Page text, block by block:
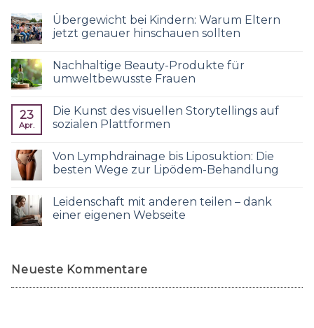
Übergewicht bei Kindern: Warum Eltern
jetzt genauer hinschauen sollten
Nachhaltige Beauty-Produkte für
umweltbewusste Frauen
23
Apr.
Die Kunst des visuellen Storytellings auf
sozialen Plattformen
Von Lymphdrainage bis Liposuktion: Die
besten Wege zur Lipödem-Behandlung
Leidenschaft mit anderen teilen – dank
einer eigenen Webseite
Neueste Kommentare